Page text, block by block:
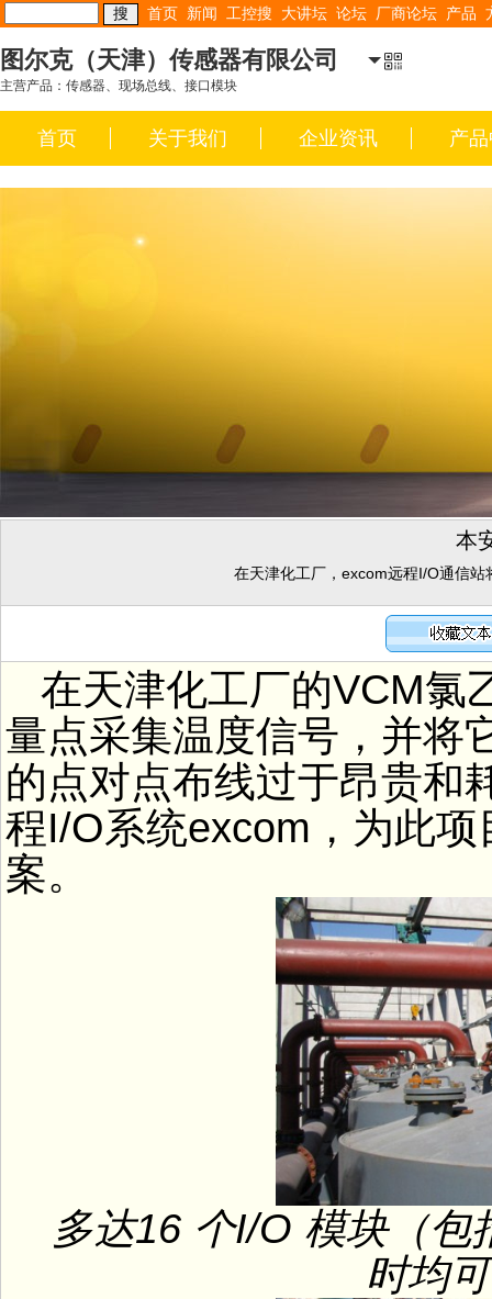
首页 新闻 工控搜 大讲坛 论坛 厂商论坛 产品
图尔克（天津）传感器有限公司
主营产品：传感器、现场总线、接口模块
首页 关于我们 企业资讯 产
本
在天津化工厂，excom远程I/O通信
在天津化工厂的VCM氯
量点采集温度信号，并将
的点对点布线过于昂贵和
程I/O系统excom，为此
案。
多达16 个I/O 模块（
时均